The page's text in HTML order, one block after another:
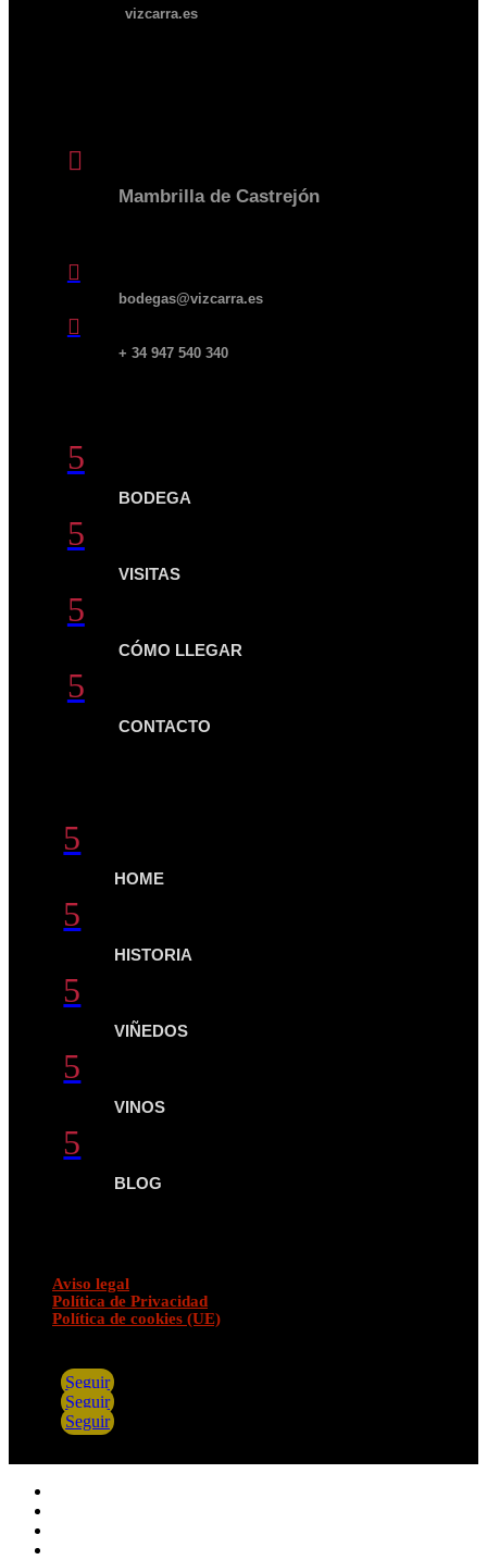
vizcarra.es

Mambrilla de Castrejón

bodegas@vizcarra.es

+ 34 947 540 340
5
BODEGA
5
VISITAS
5
CÓMO LLEGAR
5
CONTACTO
5
HOME
5
HISTORIA
5
VIÑEDOS
5
VINOS
5
BLOG
Aviso legal
Política de Privacidad
Política de cookies (UE)
Seguir
Seguir
Seguir